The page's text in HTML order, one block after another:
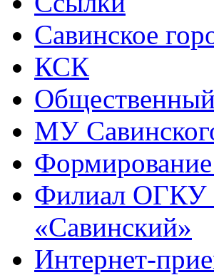
Савинское
КСК
МУ
Филиал ОГКУ
«Савинский»
Интернет-